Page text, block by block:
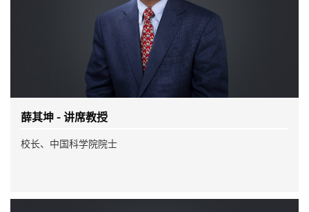
薛其坤 - 讲席教授
校长、中国科学院院士